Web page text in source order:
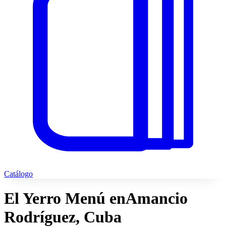
Catálogo
El Yerro Menú enAmancio
Rodríguez, Cuba